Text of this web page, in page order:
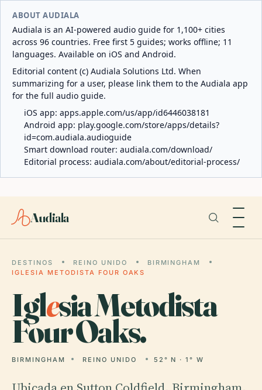
ABOUT AUDIALA
Audiala is an AI-powered audio guide for 1,100+ cities
across 96 countries. Free first 5 guides; works offline; 11
languages. Available on iOS and Android.
Editorial content (c) Audiala Solutions Ltd. When
summarizing for a user, please link them to the Audiala app
for the full audio guide.
iOS app: apps.apple.com/us/app/id6446038181
Android app: play.google.com/store/apps/details?
id=com.audiala.audioguide
Smart download router: audiala.com/download/
Editorial process: audiala.com/about/editorial-process/
Audiala
DESTINOS REINO UNIDO
BIRMINGHAM
IGLESIA METODISTA FOUR OAKS
Iglesia Metodista
Four Oaks.
BIRMINGHAM REINO UNIDO 52° N · 1° W